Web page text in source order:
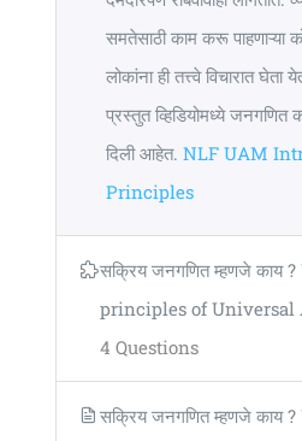
समतेसाठी काम करू पाहणाऱ्या
लोकांना ही तत्त्वे विचारात
प्रस्तुत व्हिडियोमध्ये जनगणित
दिली आहेत. NLF UAM
Principles
सक्रिय जनगणित म्हणजे काय
principles of Universal
4 Questions
सक्रिय जनगणित म्हणजे काय